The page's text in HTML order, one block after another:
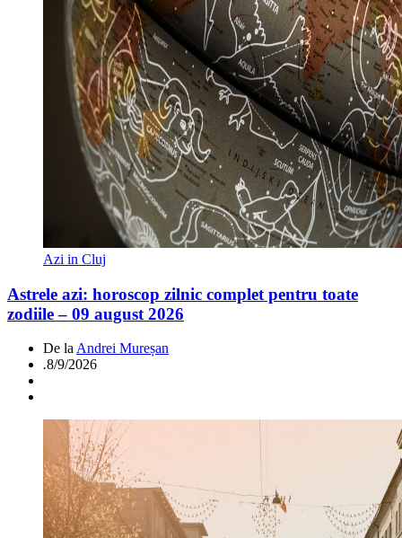
Azi in Cluj
Astrele azi: horoscop zilnic complet pentru toate
zodiile – 09 august 2026
De laAndrei Mureșan
.8/9/2026